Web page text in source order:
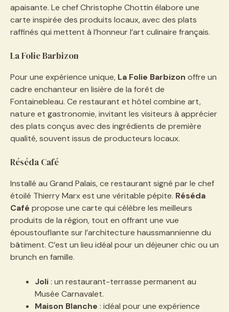
apaisante. Le chef Christophe Chottin élabore une
carte inspirée des produits locaux, avec des plats
raffinés qui mettent à l’honneur l’art culinaire français.
La Folie Barbizon
Pour une expérience unique, La Folie Barbizon offre un
cadre enchanteur en lisière de la forêt de
Fontainebleau. Ce restaurant et hôtel combine art,
nature et gastronomie, invitant les visiteurs à apprécier
des plats conçus avec des ingrédients de première
qualité, souvent issus de producteurs locaux.
Réséda Café
Installé au Grand Palais, ce restaurant signé par le chef
étoilé Thierry Marx est une véritable pépite. Réséda
Café propose une carte qui célèbre les meilleurs
produits de la région, tout en offrant une vue
époustouflante sur l’architecture haussmannienne du
bâtiment. C’est un lieu idéal pour un déjeuner chic ou un
brunch en famille.
Joli: un restaurant-terrasse permanent au
Musée Carnavalet.
Maison Blanche : idéal pour une expérience